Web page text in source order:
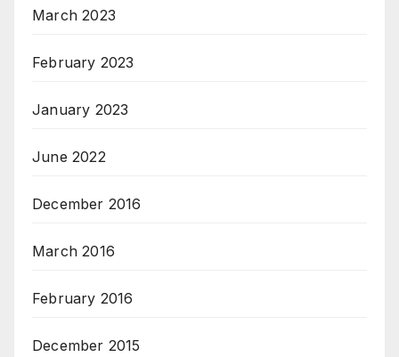
March 2023
February 2023
January 2023
June 2022
December 2016
March 2016
February 2016
December 2015